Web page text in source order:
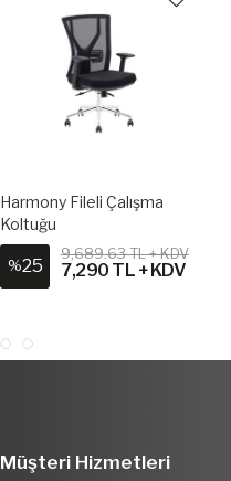
Harmony Fileli Çalışma
Koltuğu
%25
9,689.63 TL + KDV
7,290 TL + KDV
Müşteri Hizmetleri